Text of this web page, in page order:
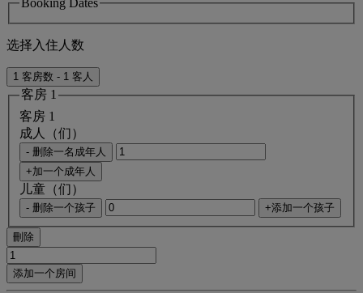
选择入住人数
1 客房数 - 1 客人
客房 1
客房 1
成人（们）
- 删除一名成年人
+加一个成年人
儿童（们）
- 删除一个孩子 +添加一个孩子
刪除
添加一个房间